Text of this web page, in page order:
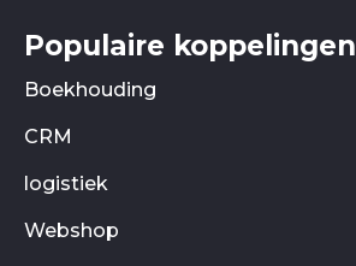
Populaire koppelingen
Boekhouding
CRM
logistiek
Webshop